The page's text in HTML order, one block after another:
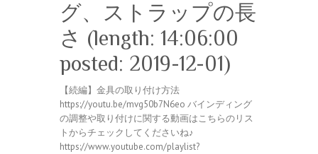
グ、ストラップの長
さ (length: 14:06:00
posted: 2019-12-01)
【続編】金具の取り付け方法
https://youtu.be/mvg50b7N6eo バインディング
の調整や取り付けに関する動画はこちらのリス
トからチェックしてくださいね♪
https://www.youtube.com/playlist?